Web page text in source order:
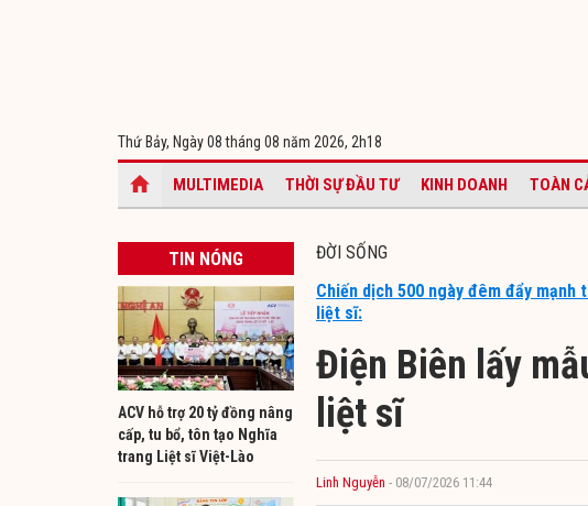
Thứ Bảy, Ngày 08 tháng 08 năm 2026, 2h18
MULTIMEDIA THỜI SỰ ĐẦU TƯ KINH DOANH TOÀN
TIN NÓNG
ACV hỗ trợ 20 tỷ đồng nâng
cấp, tu bổ, tôn tạo Nghĩa
trang Liệt sĩ Việt-Lào
ĐỜI SỐNG
Chiến dịch 500 ngày đêm đẩy
liệt sĩ:
Điện Biên lấy
liệt sĩ
Linh Nguyễn - 08/07/2026 11:44